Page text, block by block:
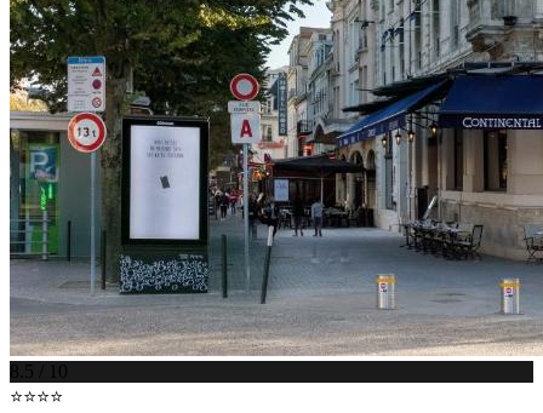
8.5 / 10
⭐⭐⭐⭐